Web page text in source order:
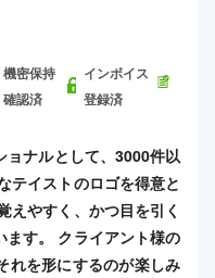
機密保持
確認済
インボイス
登録済
ョナルとして、3000件以
テイストのロゴを得意と
えやすく、かつ目を引く
ます。 クライアント様の
れを形にするのが楽しみ